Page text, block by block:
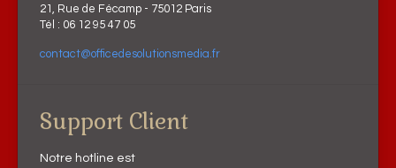
21, Rue de Fécamp - 75012 Paris
Tél : 06 12 95 47 05
contact@officedesolutionsmedia.fr
Support Client
Notre hotline est